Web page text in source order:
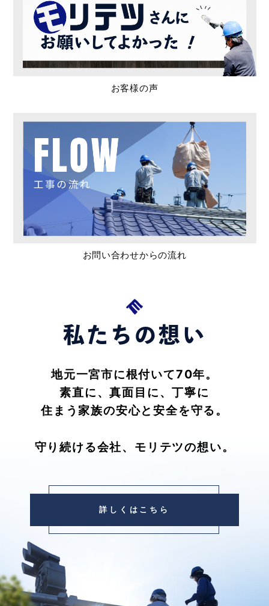
お客様の声
お問い合わせからの流れ
私たちの想い
地元一宮市に根付いて70年。
素直に、真面目に、丁寧に
住まう家族の安心と安全を守る。
守り続ける会社、モリテツの想い。
詳しくはこちら